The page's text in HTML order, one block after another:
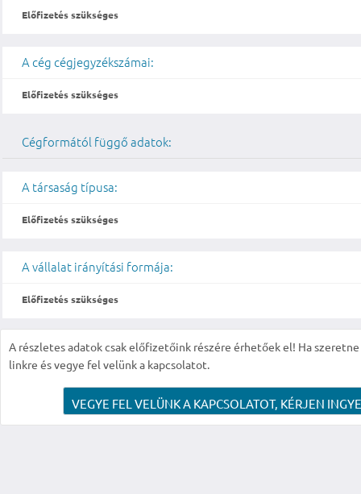
Előfizetés szükséges
A cég cégjegyzékszámai:
Előfizetés szükséges
Cégformától függő adatok:
A társaság típusa:
Előfizetés szükséges
A vállalat irányítási formája:
Előfizetés szükséges
A részletes adatok csak előfizetőink részére érhetőek el! Ha
linkre és vegye fel velünk a kapcsolatot.
VEGYE FEL VELÜNK A KAPCSOLATOT, KÉRJEN